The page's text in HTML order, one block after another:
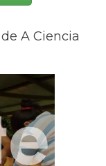
A Ciencia